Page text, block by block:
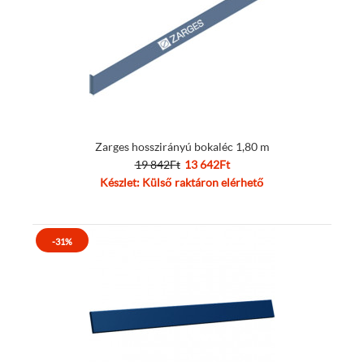
Zarges hosszirányú bokaléc 1,80 m
19 842Ft 13 642Ft
Készlet: Külső raktáron elérhető
-31%